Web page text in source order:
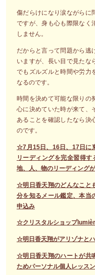
傷だらけになり涙ながらに
ですが、身も心も際限なく
しません。
だからと言って問題から逃
いますが、長い目で見たな
でもズルズルと時間や労力
なるのです。
時間を決めて可能な限りの
心に決めていた時が来て、
あることを確認したなら決
のです。
☆7月15日、16日、17日に
リーディングを完全習得
地、人、物のリーディング
☆明日香天翔のどんなこと
分を知るメール鑑定、本当
申込み
☆クリスタルショップ
☆明日香天翔がアリゾナと
☆明日香天翔のハートが共
ためパーソナル個人レッス